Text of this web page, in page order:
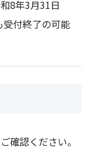
8年3月31日
付終了の可能
確認ください。